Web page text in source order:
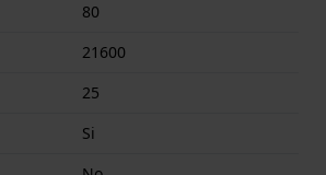
80
21600
25
Si